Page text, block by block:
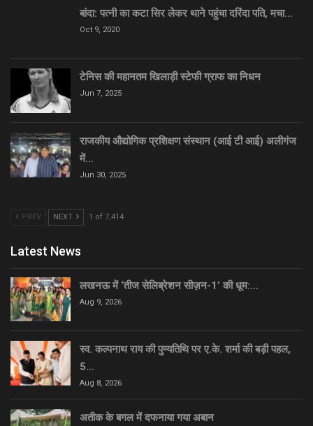
बांदा: पत्नी का कटा सिर लेकर थाने पहुंचा दरिंदा पति, मचा…
Oct 9, 2020
टेनिस की महानतम खिलाड़ी स्टेफी ग्राफ का निधन
Jun 7, 2025
राजकीय औद्योगिक प्रशिक्षण संस्थान (आई टी आई) अलीगंज
में…
Jun 30, 2025
PREV NEXT 1 of 7,414
Latest News
लखनऊ में ‘तीज सेलिब्रेशन सीज़न-1’ की धूम:…
Aug 9, 2026
स्व. कल्पनाथ राय की पुण्यतिथि पर ए.के. शर्मा की बड़ी पहल,
5…
Aug 8, 2026
अतीक के बगल में दफनाया गया अबान